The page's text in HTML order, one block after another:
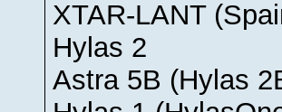
XTAR-LANT
Hylas 2
Astra 5B (Hylas